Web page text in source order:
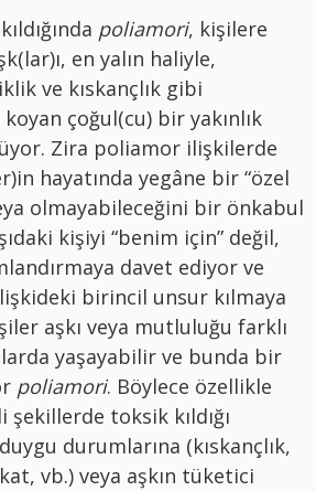
poliamori, kişilere
en yalın haliyle,
ve kıskançlık gibi
çoğul(cu) bir yakınlık
Zira poliamor ilişkilerde
hayatında yegâne bir “özel
olmayabileceğini bir önkabul
kişiyi “benim için” değil,
davet ediyor ve
birincil unsur kılmaya
aşkı veya mutluluğu farklı
yaşayabilir ve bunda bir
poliamori. Böylece özellikle
toksik kıldığı
durumlarına (kıskançlık,
vb.) veya aşkın tüketici